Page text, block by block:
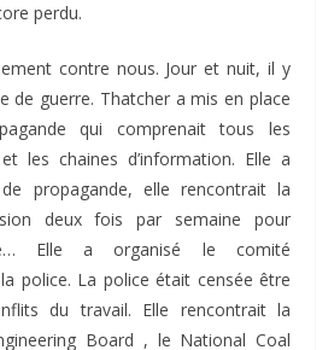
perdu.
contre nous. Jour et nuit, il y
de guerre. Thatcher a mis en place
qui comprenait tous les
les chaines d’information. Elle a
propagande, elle rencontrait la
deux fois par semaine pour
Elle a organisé le comité
police. La police était censée être
du travail. Elle rencontrait la
Board , le National Coal